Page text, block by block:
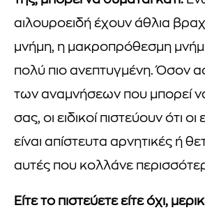
αιλουροειδή έχουν άθλια
μνήμη, η μακροπρόθεσμη
πολύ πιο ανεπτυγμένη. Όσον
των αναμνήσεων που μπορεί
σας, οι ειδικοί πιστεύουν ότι οι
είναι απίστευτα αρνητικές ή
αυτές που κολλάνε
Είτε το πιστεύετε είτε όχι,